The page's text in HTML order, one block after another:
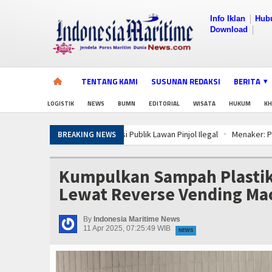
Info Iklan
Download
TENTANG KAMI SUSUNAN REDAKSI BERITA
LOGISTIK NEWS BUMN EDITORIAL WISATA HUKUM
BREAKING NEWS Menaker: Penting, Penguatan
Tingkatkan Perlindungan Pekerja,
Diklat Rampung, KKP Pastikan Ribuan
5 Motor Harley Pretelan dari China
Diklat Rampung, KKP Pastikan Ribuan
Kumpulkan Sampah
Lewat Reverse Vending
By Indonesia Maritime News
11 Apr 2025, 07:25:49 WIB
NEWS